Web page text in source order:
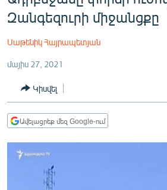
Որոնում
ԸՆՏՐՈՒԹՅՈՒՆՆԵՐ 2026
ՊԱՏԵՐԱԶՄԻ 6 ՇԱԲԱԹՆԵՐԸ
ՏԱՐԱԾԱՇՐՋԱՆ
ՄԻՋԱԶԳԱՅԻՆ
ՄՇԱԿՈՒՅԹ
Զանգեզուրի միջանցքը
Սաթենիկ Հայրապետյան
մայիս 27, 2021
Կիսվել
Ավելացրեք մեզ Google-ում